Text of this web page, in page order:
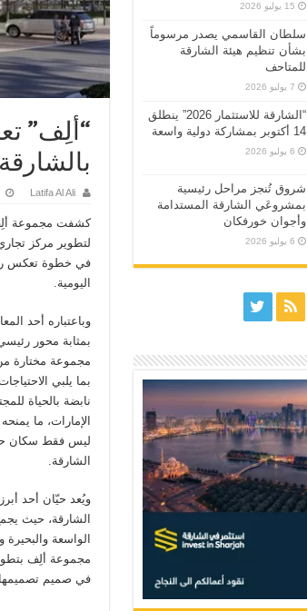
“ألِف”
بالشارقة
Latifa Al Ali
كشفت مجموعة
لتطوير مركز
في خطوة تعكس
اليومية.
وباعتباره أحد
بمثابة محور
مجموعة مختارة
بما يلبي
نابضة بالحياة
الإمارات، ما
ليس فقط سكان
الشارقة.
ويُعد حيّان أحد
الشارقة، حيث
الواسعة
مجموعة ألِف
في صميم تصميمها.
15 يوليو 2026
سلطان القاسمي يصدر مرسوماً
بشأن تنظيم هيئة الشارقة
للمتاحف
7 يوليو 2026
“الشارقة للاستثمار 2026” ينطلق
14 أكتوبر بمشاركة دولية واسعة
6 يوليو 2026
شروق تُنجز مراحل رئيسية
بمشروعَي الشارقة المستدامة
وأجوان خورفكان
6 يوليو 2026